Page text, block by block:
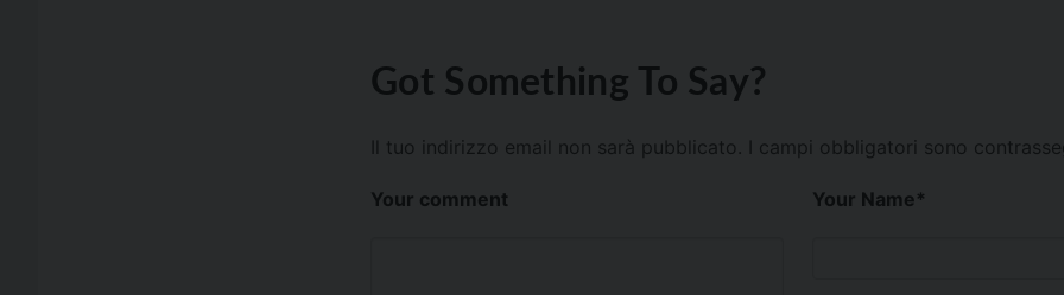
Got Something To Say?
Il tuo indirizzo email non sarà pubblicato. I campi obbligatori sono
Your comment Your Name*